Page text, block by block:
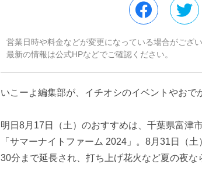
営業日時や料金などが変更になっている場合がござい
最新の情報は公式HPなどでご確認ください。
いこーよ編集部が、イチオシのイベントやおで
明日8月17日（土）のおすすめは、千葉県富津
「サマーナイトファーム 2024」。8月31日（
30分まで延長され、打ち上げ花火など夏の夜な